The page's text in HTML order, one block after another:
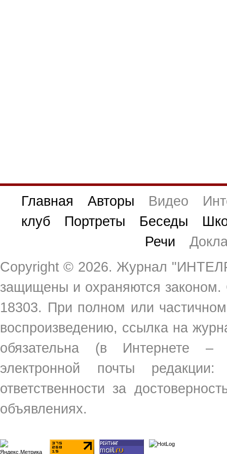
Главная Авторы Видео
клуб
Портреты Беседы
Речи
Copyright © 2026. Журнал
защищены и охраняются
18303. При полном или
воспроизведению, ссылка на
обязательна (в Интернете
электронной почты
ответственности за
объявлениях.